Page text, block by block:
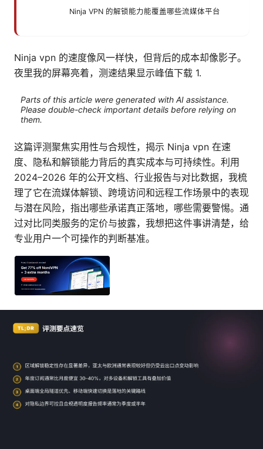
Ninja VPN 的解锁能力能覆盖哪些流媒体平台
Ninja vpn 的速度像风一样快，但背后的成本却像影子。
夜里我的屏幕亮着，测速结果显示峰值下载 1.
Parts of this article were generated with AI assistance.
Please double-check important details before relying on
them.
这篇评测聚焦实用性与合规性，揭示 Ninja vpn 在速
度、隐私和解锁能力背后的真实成本与可持续性。利用
2024–2026 年的公开文档、行业报告与对比数据，我梳
理了它在流媒体解锁、跨境访问和远程工作场景中的表现
与潜在风险，指出哪些承诺真正落地，哪些需要警惕。通
过对比同类服务的定价与披露，我想把这件事讲清楚，给
专业用户一个可操作的判断基准。